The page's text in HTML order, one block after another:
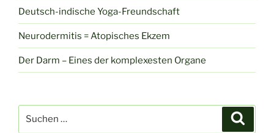
Deutsch-indische Yoga-Freundschaft
Neurodermitis = Atopisches Ekzem
Der Darm – Eines der komplexesten Organe
nach: